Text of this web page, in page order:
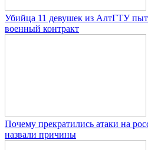
Убийца 11 девушек из АлтГТУ
военный контракт
Почему прекратились атаки на
назвали причины